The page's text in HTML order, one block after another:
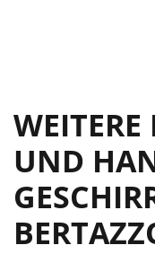
WEITERE
UND